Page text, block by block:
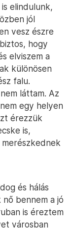
elindulunk,
jól
vesz észre
hogy
elviszem a
különösen
falu.
láttam. Az
egy helyen
érezzük
is,
és hálás
bennem a jó
is éreztem
városban